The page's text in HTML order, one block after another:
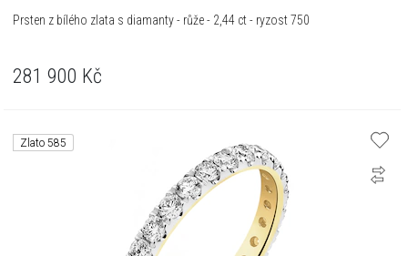
Prsten z bílého zlata s diamanty - růže - 2,44 ct - ryzost 750
281 900 Kč
Zlato 585